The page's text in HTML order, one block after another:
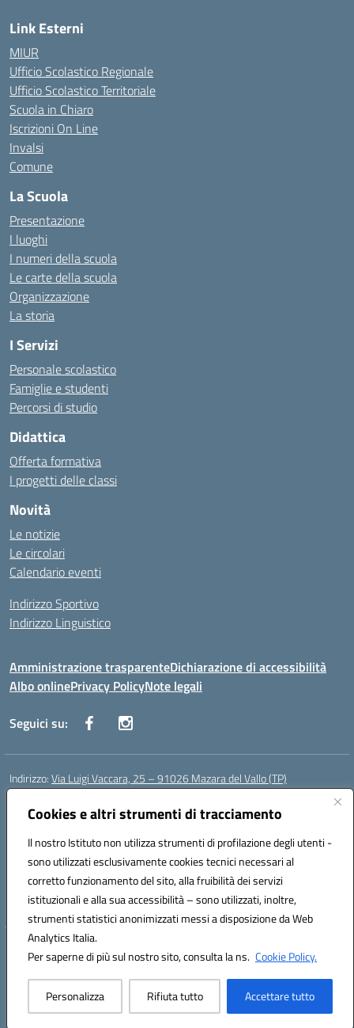
Cookies e altri strumenti di tracciamento
Il nostro Istituto non utilizza strumenti di profilazione degli utenti -
sono utilizzati esclusivamente cookies tecnici necessari al
corretto funzionamento del sito, alla fruibilità dei servizi
istituzionali e alla sua accessibilità – sono utilizzati, inoltre,
strumenti statistici anonimizzati messi a disposizione da Web
Analytics Italia.
Per saperne di più sul nostro sito, consulta la ns. Cookie Policy.
Personalizza Rifiuta tutto Accettare tutto
Link Esterni
MIUR
Ufficio Scolastico Regionale
Ufficio Scolastico Territoriale
Scuola in Chiaro
Iscrizioni On Line
Invalsi
Comune
La Scuola
Presentazione
I luoghi
I numeri della scuola
Le carte della scuola
Organizzazione
La storia
I Servizi
Personale scolastico
Famiglie e studenti
Percorsi di studio
Didattica
Offerta formativa
I progetti delle classi
Novità
Le notizie
Le circolari
Calendario eventi
Indirizzo Sportivo
Indirizzo Linguistico
Amministrazione trasparenteDichiarazione di accessibilità
Albo onlinePrivacy PolicyNote legali
Seguici su:
Indirizzo:Via Luigi Vaccara, 25 – 91026 Mazara del Vallo (TP)
Centralino:
Posta elettronica certificata (PEC):tpic843007@pec.istruzione.it
Codice fiscale: 91036660818
Codice meccanografico:tpic843007
Codice Indice delle Pubbliche Amministrazioni (IPA): icggp
Codice unico di fatturazione (CUF): UFYPS3
Hosting & Powered by 3D Solution S.r.l.
Concept & Design by Designers Italia